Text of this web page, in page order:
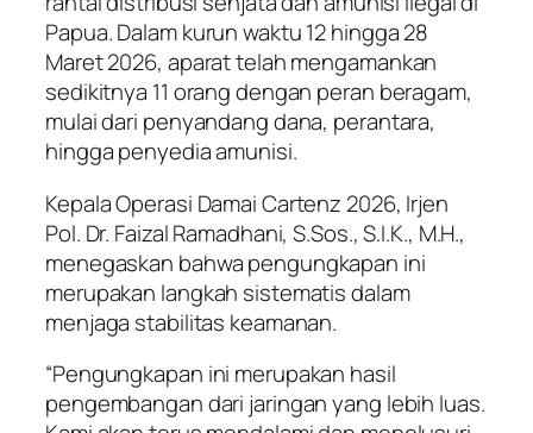
Papua. Dalam kurun waktu 12 hingga 28
Maret 2026, aparat telah mengamankan
sedikitnya 11 orang dengan peran beragam,
mulai dari penyandang dana, perantara,
hingga penyedia amunisi.
Kepala Operasi Damai Cartenz 2026, Irjen
Pol. Dr. Faizal Ramadhani, S.Sos., S.I.K., M.H.,
menegaskan bahwa pengungkapan ini
merupakan langkah sistematis dalam
menjaga stabilitas keamanan.
“Pengungkapan ini merupakan hasil
pengembangan dari jaringan yang lebih luas.